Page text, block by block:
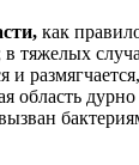
как
тяжелых
область дурно